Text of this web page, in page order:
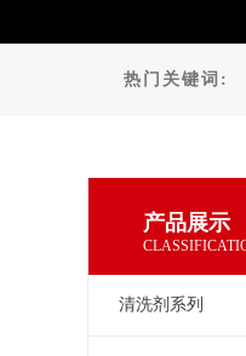
热门关键词:
产品展示
清洗剂系列